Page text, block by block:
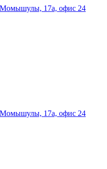
Момышулы, 17а, офис 24
Момышулы, 17а, офис 24